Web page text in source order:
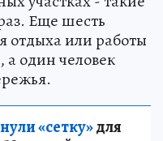
Еще шесть
отдыха или работы
а один человек
«сетку»для